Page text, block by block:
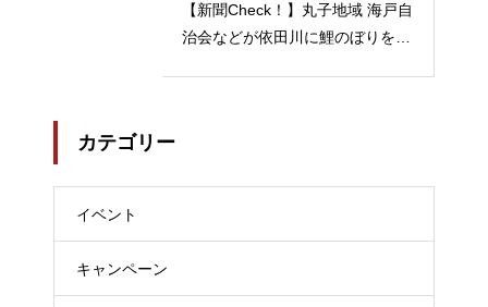
【新聞Check！】丸子地域 海戸自
治会などが依田川に鯉のぼりを掲
カテゴリー
イベント
キャンペーン